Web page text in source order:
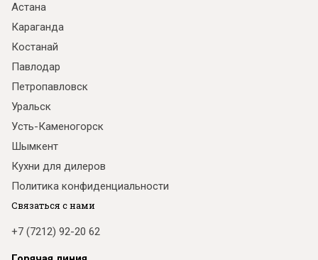
Астана
Караганда
Костанай
Павлодар
Петропавловск
Уральск
Усть-Каменогорск
Шымкент
Кухни для дилеров
Политика конфиденциальности
Связаться с нами
+7 (7212) 92-20 62